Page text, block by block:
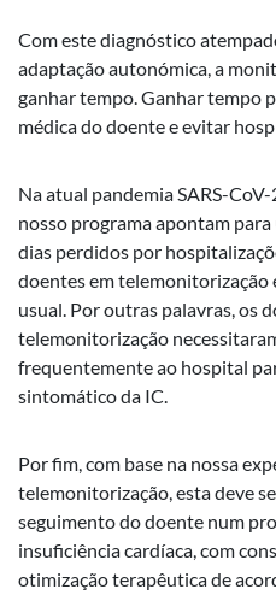
Com este diagnóstico
adaptação autonómica, a
ganhar tempo. Ganhar tempo
médica do doente e evitar
Na atual pandemia SARS-
nosso programa apontam
dias perdidos por
doentes em telemonitorização
usual. Por outras palavras, os
telemonitorização
frequentemente ao hospital
sintomático da IC.
Por fim, com base na nossa
telemonitorização, esta deve
seguimento do doente num
insuficiência cardíaca, com
otimização terapêutica de